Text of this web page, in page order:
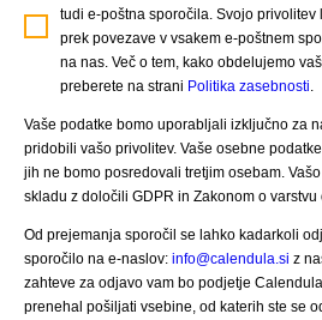
tudi e-poštna sporočila. Svojo
prek povezave v vsakem e-poštnem
na nas. Več o tem, kako obdelujemo
preberete na strani Politika zasebnosti
Vaše podatke bomo uporabljali izključno za
pridobili vašo privolitev. Vaše osebne
jih ne bomo posredovali tretjim osebam.
skladu z določili GDPR in Zakonom o varstvu
Od prejemanja sporočil se lahko kadarkoli
sporočilo na e-naslov: info@calendula.si z
zahteve za odjavo vam bo podjetje
prenehal pošiljati vsebine, od katerih ste se